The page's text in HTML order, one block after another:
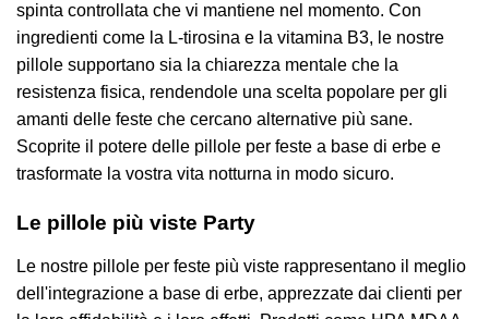
spinta controllata che vi mantiene nel momento. Con
ingredienti come la L-tirosina e la vitamina B3, le nostre
pillole supportano sia la chiarezza mentale che la
resistenza fisica, rendendole una scelta popolare per gli
amanti delle feste che cercano alternative più sane.
Scoprite il potere delle pillole per feste a base di erbe e
trasformate la vostra vita notturna in modo sicuro.
Le pillole più viste Party
Le nostre pillole per feste più viste rappresentano il meglio
dell'integrazione a base di erbe, apprezzate dai clienti per